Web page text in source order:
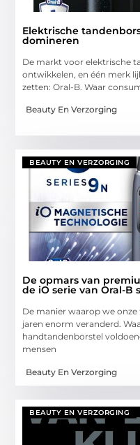
Elektrische
domineren
De markt voor elektrische
ontwikkelen, en één merk
zetten: Oral-B. Waar
Beauty En Verzorging
BEAUTY EN VERZORGING
De opmars van
de iO serie van Oral-
De manier waarop we
jaren enorm veranderd.
handtandenborstel
mensen
Beauty En Verzorging
BEAUTY EN VERZORGING